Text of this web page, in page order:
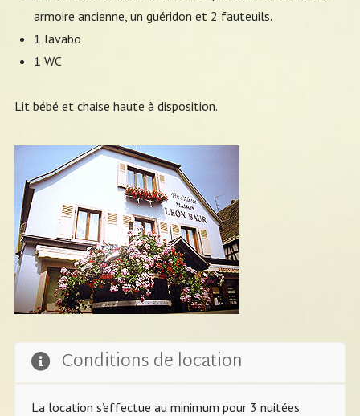
armoire ancienne, un guéridon et 2 fauteuils.
1 lavabo
1 WC
Lit bébé et chaise haute à disposition.
Conditions de location
La location s’effectue au minimum pour 3 nuitées.